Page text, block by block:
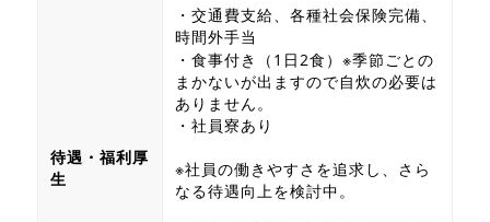
待遇・福利厚
生
・交通費支給、各種社会保険完備、
時間外手当
・食事付き（1日2食）※季節ごとの
まかないが出ますので自炊の必要は
ありません。
・社員寮あり
※社員の働きやすさを追求し、さら
なる待遇向上を検討中。